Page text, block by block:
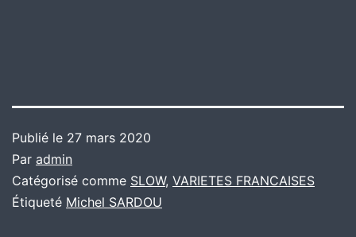
Publié le 27 mars 2020
Par admin
Catégorisé comme SLOW, VARIETES FRANCAISES
Étiqueté Michel SARDOU